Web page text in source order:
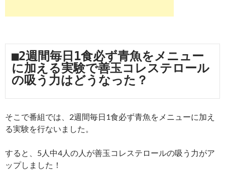
■2週間毎日1食必ず青魚をメニュー
に加える実験で善玉コレステロール
の吸う力はどうなった？
そこで番組では、2週間毎日1食必ず青魚をメニューに加え
る実験を行ないました。
すると、5人中4人の人が善玉コレステロールの吸う力がア
ップしました！